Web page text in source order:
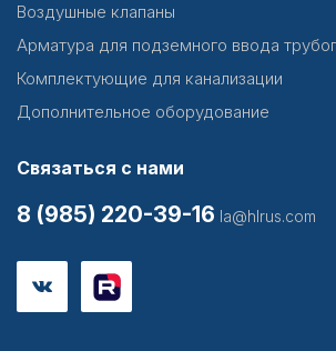
Воздушные клапаны
Арматура для подземного ввода
Комплектующие для канализации
Дополнительное оборудование
Связаться с нами
8 (985) 220-39-16 la@hlrus.com